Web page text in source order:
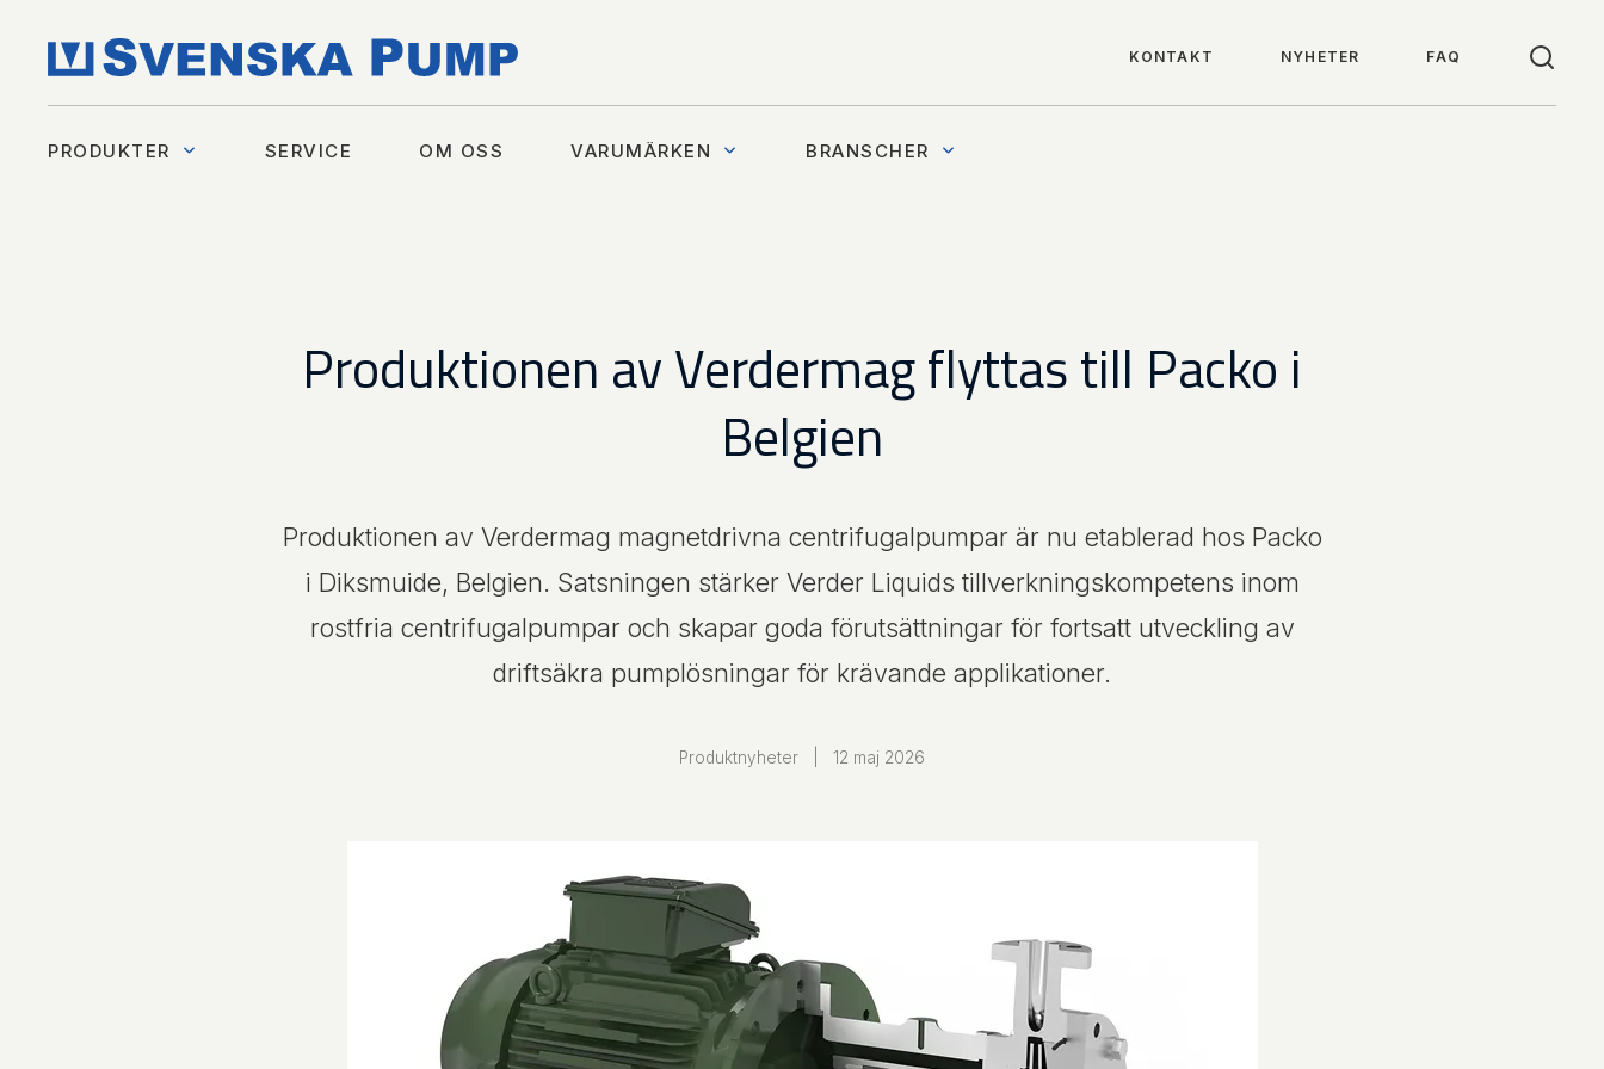
KONTAKT NYHETER FAQ
PRODUKTER SERVICE OM OSS VARUMÄRKEN BRANSCHER
Produktionen av Verdermag flyttas till Packo i
Belgien
Produktionen av Verdermag magnetdrivna centrifugalpumpar är nu etablerad hos Packo
i Diksmuide, Belgien. Satsningen stärker Verder Liquids tillverkningskompetens inom
rostfria centrifugalpumpar och skapar goda förutsättningar för fortsatt utveckling av
driftsäkra pumplösningar för krävande applikationer.
Produktnyheter 12 maj 2026